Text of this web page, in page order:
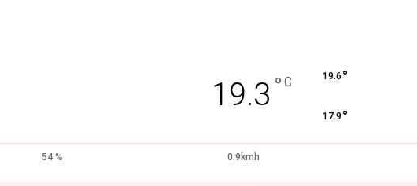
19.3 ° C 19.6 °
17.9 °
54 %
0.9kmh